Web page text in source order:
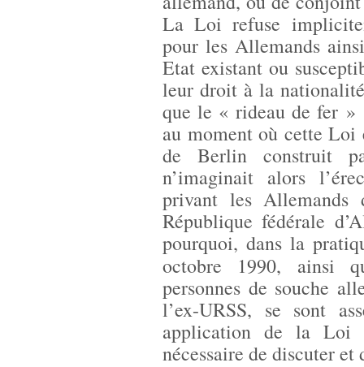
La Loi refuse
pour les Allemands
Etat existant ou
leur droit à la
que le « rideau de fer »
au moment où cette
de Berlin construit
n’imaginait alors
privant les
République fédérale
pourquoi, dans la
octobre 1990, ainsi
personnes de souche
l’ex-URSS, se sont
application de la Loi
nécessaire de discuter